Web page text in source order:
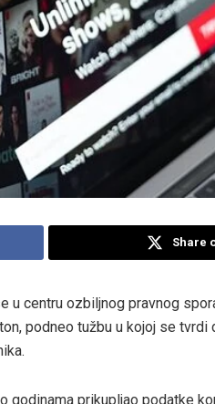
Share
u centru ozbiljnog pravnog
podneo tužbu u kojoj se tvrdi
godinama prikupljao podatke